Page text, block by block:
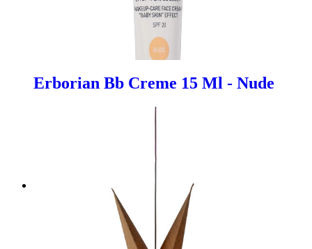
Erborian Bb Creme 15 Ml - Nude